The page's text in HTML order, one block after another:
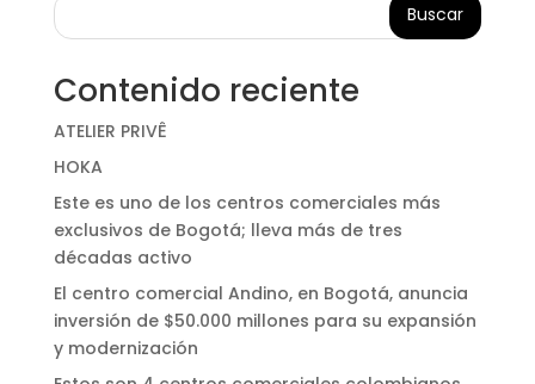
Buscar
Contenido reciente
ATELIER PRIVÊ
HOKA
Este es uno de los centros comerciales más
exclusivos de Bogotá; lleva más de tres
décadas activo
El centro comercial Andino, en Bogotá, anuncia
inversión de $50.000 millones para su expansión
y modernización